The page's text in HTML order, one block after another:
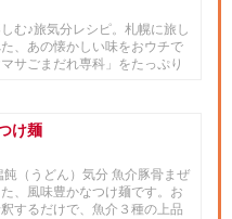
む♪旅気分レシピ。札幌に旅し
、あの懐かしい味をおウチで
サごまだれ専科」をたっぷり
け麺
飩（うどん）気分 魚介豚骨まぜ
、風味豊かなつけ麺です。お
するだけで、魚介３種の上品